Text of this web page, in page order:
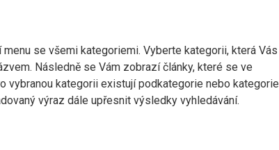
se všemi kategoriemi. Vyberte kategorii, která Vás
Následně se Vám zobrazí články, které se ve
vybranou kategorii existují podkategorie nebo kategorie
výraz dále upřesnit výsledky vyhledávání.